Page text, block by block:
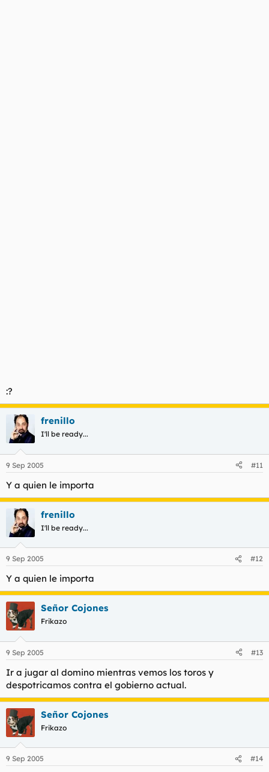
:?
frenillo
I'll be ready...
9 Sep 2005 #11
Y a quien le importa
frenillo
I'll be ready...
9 Sep 2005 #12
Y a quien le importa
Señor Cojones
Frikazo
9 Sep 2005 #13
Ir a jugar al domino mientras vemos los toros y
despotricamos contra el gobierno actual.
Señor Cojones
Frikazo
9 Sep 2005 #14